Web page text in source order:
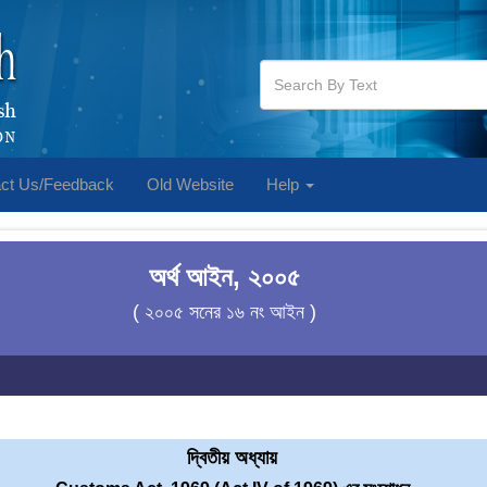
Us/Feedback Old Website Help
অর্থ আইন, ২০০৫
( ২০০৫ সনের ১৬ নং আইন )
দ্বিতীয় অধ্যায়